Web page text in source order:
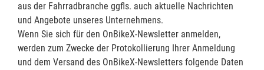
aus der Fahrradbranche ggfls. auch aktuelle Nachrichten
und Angebote unseres Unternehmens.
Wenn Sie sich für den OnBikeX-Newsletter anmelden,
werden zum Zwecke der Protokollierung Ihrer Anmeldung
und dem Versand des OnBikeX-Newsletters folgende Daten